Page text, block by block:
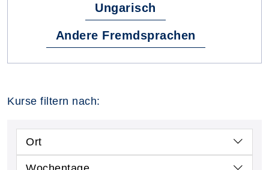
Ungarisch
Andere Fremdsprachen
Kurse filtern nach:
Ort